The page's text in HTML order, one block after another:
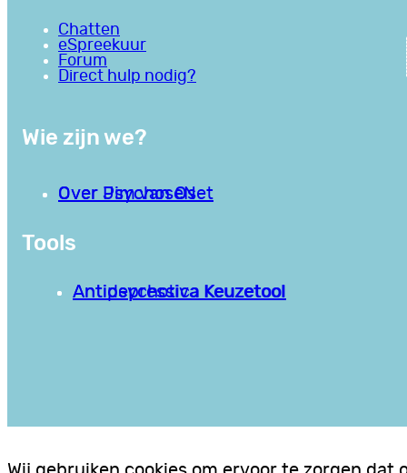
Chatten
eSpreekuur
Forum
Direct hulp nodig?
Wie zijn we?
Over PsychoseNet
Over Jim van Os
Tools
Antipsychotica Keuzetool
Antidepressiva Keuzetool